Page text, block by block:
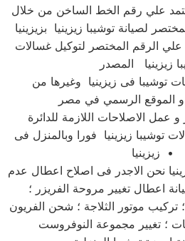
علي رقم الخط الساخن من خلال
الرقم المختصر لتوكيل غسالات
زيزينيا المصدر
توشيبا فى زيزينيا وغيرها من
و عمل الاصلاحات اللازمة للدائرة
توشيبا زيزينيا فورا وبالمنزل فى
زيزينيا •
نحن الاجدر فى اصلاح اعطال عدم
اعطال تغيير مروحة الفريزر ؛
موتور الثلاجة ؛ شحن الفريون